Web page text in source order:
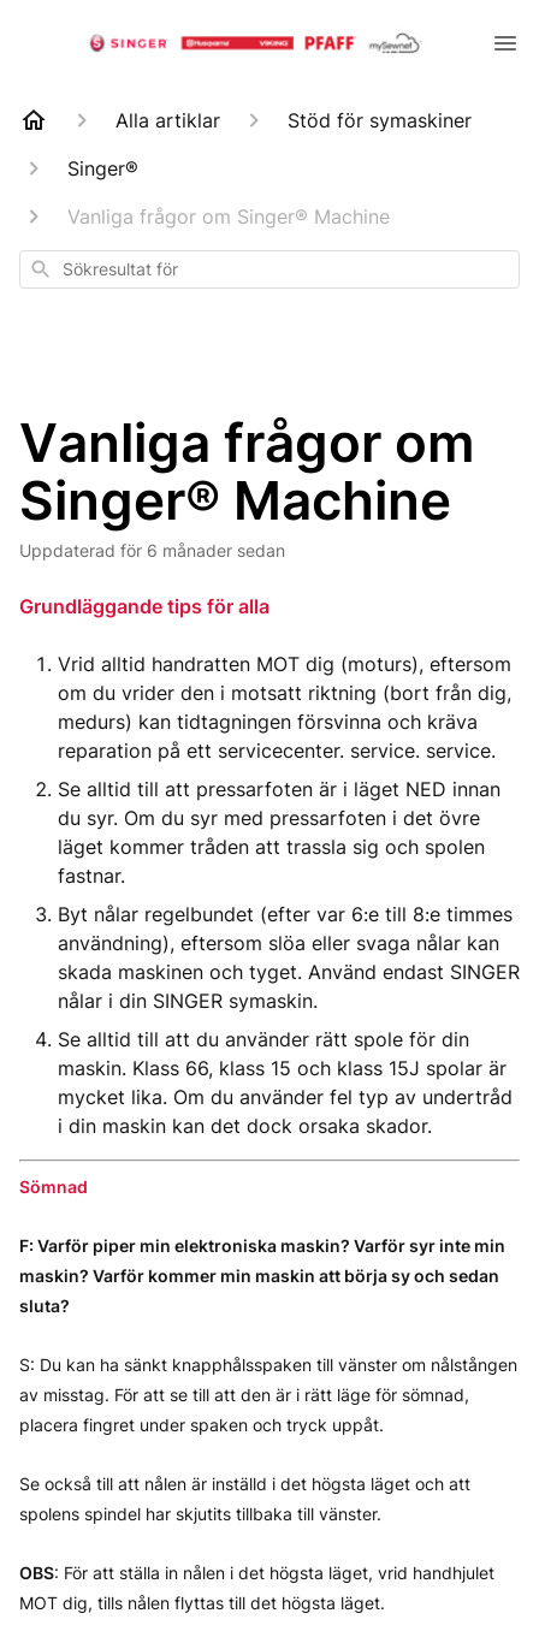
Alla artiklar
Stöd för symaskiner
Singer®
Vanliga frågor om Singer® Machine
Sökresultat
för
Vanliga frågor om
Singer® Machine
Uppdaterad för 6 månader sedan
Grundläggande tips för alla
Vrid alltid handratten MOT dig (moturs), eftersom
om du vrider den i motsatt riktning (bort från dig,
medurs) kan tidtagningen försvinna och kräva
reparation på ett servicecenter. service. service.
Se alltid till att pressarfoten är i läget NED innan
du syr. Om du syr med pressarfoten i det övre
läget kommer tråden att trassla sig och spolen
fastnar.
Byt nålar regelbundet (efter var 6:e till 8:e timmes
användning), eftersom slöa eller svaga nålar kan
skada maskinen och tyget. Använd endast SINGER
nålar i din SINGER symaskin.
Se alltid till att du använder rätt spole för din
maskin. Klass 66, klass 15 och klass 15J spolar är
mycket lika. Om du använder fel typ av undertråd
i din maskin kan det dock orsaka skador.
Sömnad
F: Varför piper min elektroniska maskin? Varför syr inte min
maskin? Varför kommer min maskin att börja sy och sedan
sluta?
S: Du kan ha sänkt knapphålsspaken till vänster om nålstången
av misstag. För att se till att den är i rätt läge för sömnad,
placera fingret under spaken och tryck uppåt.
Se också till att nålen är inställd i det högsta läget och att
spolens spindel har skjutits tillbaka till vänster.
OBS: För att ställa in nålen i det högsta läget, vrid handhjulet
MOT dig, tills nålen flyttas till det högsta läget.